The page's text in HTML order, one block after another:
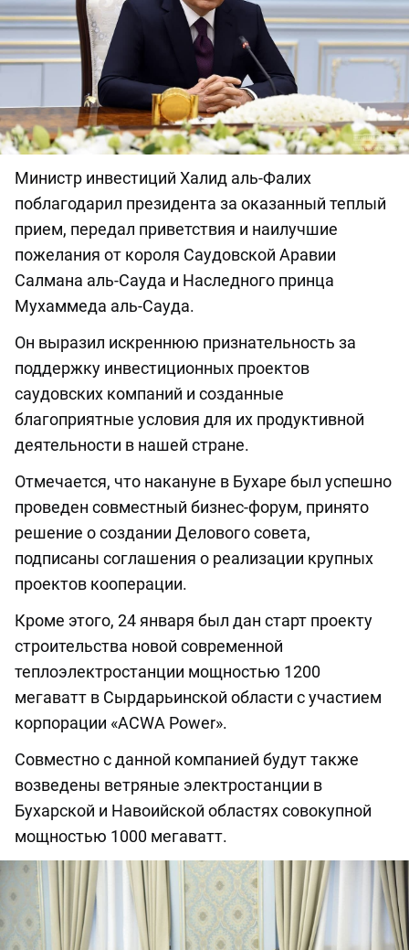
Министр инвестиций Халид аль-Фалих
поблагодарил президента за оказанный теплый
прием, передал приветствия и наилучшие
пожелания от короля Саудовской Аравии
Салмана аль-Сауда и Наследного принца
Мухаммеда аль-Сауда.
Он выразил искреннюю признательность за
поддержку инвестиционных проектов
саудовских компаний и созданные
благоприятные условия для их продуктивной
деятельности в нашей стране.
Отмечается, что накануне в Бухаре был успешно
проведен совместный бизнес-форум, принято
решение о создании Делового совета,
подписаны соглашения о реализации крупных
проектов кооперации.
Кроме этого, 24 января был дан старт проекту
строительства новой современной
теплоэлектростанции мощностью 1200
мегаватт в Сырдарьинской области с участием
корпорации «ACWA Power».
Совместно с данной компанией будут также
возведены ветряные электростанции в
Бухарской и Навоийской областях совокупной
мощностью 1000 мегаватт.